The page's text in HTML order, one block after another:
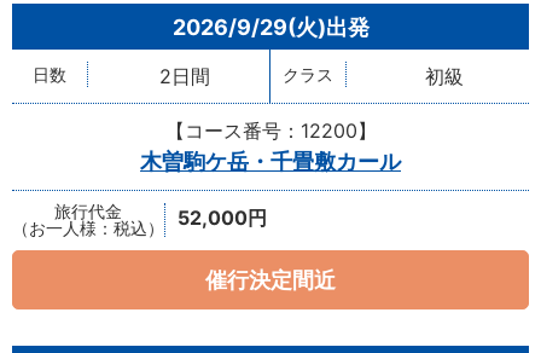
2026/9/29(火)
2日間 初級
【コース番号：12200】
木曽駒ケ岳・千畳敷カール
52,000円
催行決定間近